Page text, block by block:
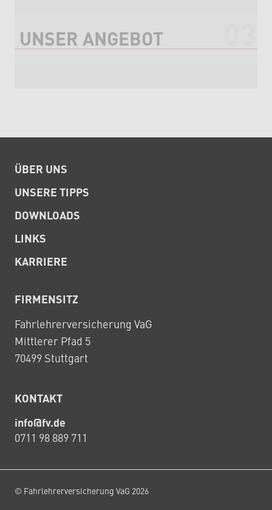
UNSER ANGEBOT
ÜBER UNS
UNSERE TIPPS
DOWNLOADS
LINKS
KARRIERE
FIRMENSITZ
Fahrlehrerversicherung VaG
Mittlerer Pfad 5
70499 Stuttgart
KONTAKT
info@fv.de
0711 98 889 711
© Fahrlehrerversicherung VaG 2026